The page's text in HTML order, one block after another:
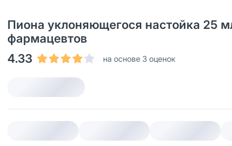
Пиона уклоняющегося настойка 25
фармацевтов
4.33
на основе 3 оценок